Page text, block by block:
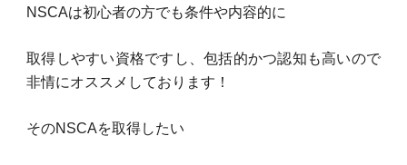
NSCAは初心者の方でも条件や内容的に
取得しやすい資格ですし、包括的かつ認知も高いので
非情にオススメしております！
そのNSCAを取得したい